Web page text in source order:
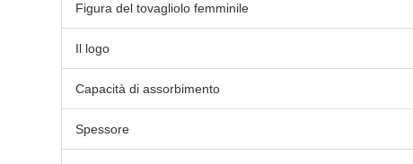
Figura del tovagliolo femminile
Il logo
Capacità di assorbimento
Spessore